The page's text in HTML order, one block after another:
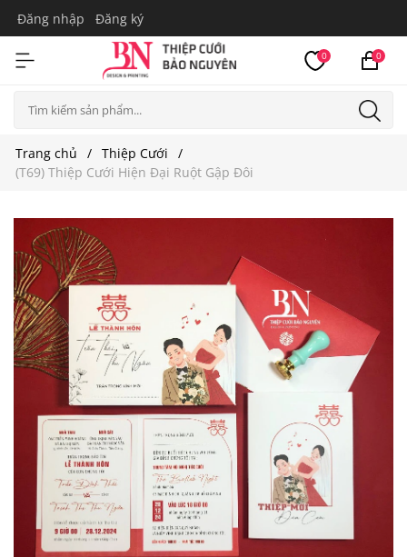
Đăng nhập Đăng ký
0 0
Trang chủ
Thiệp Cưới
(T69) Thiệp Cưới Hiện Đại Ruột Gập Đôi